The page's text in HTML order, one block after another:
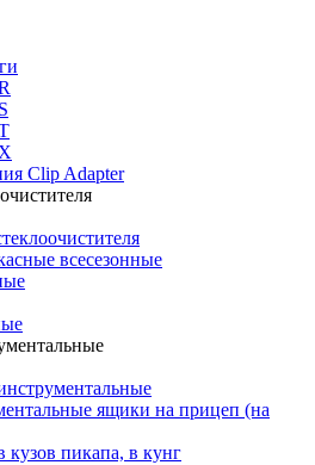
Clip Adapter
всесезонные
ящики на прицеп (на
пикапа, в кунг